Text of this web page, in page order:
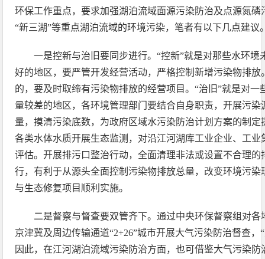
环保工作重点，要求加强湖泊流域面源污染防治及点源氮
“新三湖”等重点湖泊流域的环境污染，笔者有以下几点建议
一是控新与治旧要同步进行。“控新”就是对那些水环境
好的地区，要严管开发经营活动，严格控制新增污染物排
的，要及时取缔有污染物排放的经营项目。“治旧”就是对
量较差的地区，各环境管理部门要结合自身职责，开展污
量，摸清污染底数，为政府区域水污染防治计划方案的制
各类水体水质开展生态监测，对沿江河湖库工业企业、工
评估。开展排污口整治行动，全面清理非法或设置不合理
行，有利于从源头全面控制污染物排放总量，改变环境污
与生态修复项目顺利实施。
二是督察与督查要双管齐下。通过中央环保督察组对
京津冀及周边传输通道“2+26”城市开展大气污染防治督查，
因此，在江河湖泊流域污染防治方面，也可借鉴大气污染